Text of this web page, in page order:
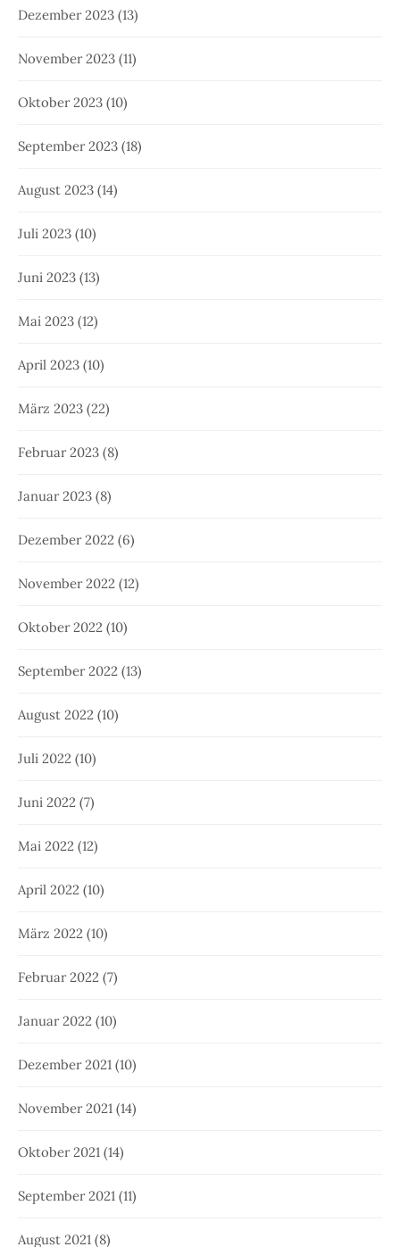
Dezember 2023 (13)
November 2023 (11)
Oktober 2023 (10)
September 2023 (18)
August 2023 (14)
Juli 2023 (10)
Juni 2023 (13)
Mai 2023 (12)
April 2023 (10)
März 2023 (22)
Februar 2023 (8)
Januar 2023 (8)
Dezember 2022 (6)
November 2022 (12)
Oktober 2022 (10)
September 2022 (13)
August 2022 (10)
Juli 2022 (10)
Juni 2022 (7)
Mai 2022 (12)
April 2022 (10)
März 2022 (10)
Februar 2022 (7)
Januar 2022 (10)
Dezember 2021 (10)
November 2021 (14)
Oktober 2021 (14)
September 2021 (11)
August 2021 (8)